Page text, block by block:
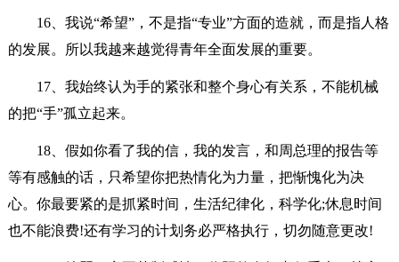
16、我说“希望”，不是指“专业”方面的造就，而是指人格
的发展。所以我越来越觉得青年全面发展的重要。
17、我始终认为手的紧张和整个身心有关系，不能机械
的把“手”孤立起来。
18、假如你看了我的信，我的发言，和周总理的报告等
等有感触的话，只希望你把热情化为力量，把惭愧化为决
心。你最要紧的是抓紧时间，生活纪律化，科学化;休息时间
也不能浪费!还有学习的计划务必严格执行，切勿随意更改!